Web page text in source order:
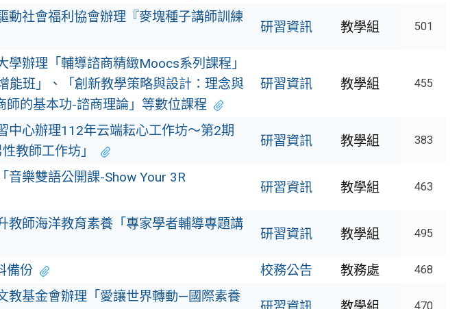
動社會福利協會辦理『麥塊種子講師訓練
研習資訊 教學組 501
學辦理「輔導諮商精緻Moocs系列課程」
能班」、「創新教學策略與設計：理念與
師的基本功-諮商理論」等數位課程
研習資訊 教學組 455
中心辦理112年云端耘心工作坊～第2期
教師工作坊」
研習資訊 教學組 383
音樂雙語公開課-Show Your 3R
研習資訊 教學組 463
教師海洋教育素養「專家學者輔導專題講
研習資訊 教學組 495
備份 校務公告 教務處 468
教基金會辦理「愛讓世界轉動—國際素養
470